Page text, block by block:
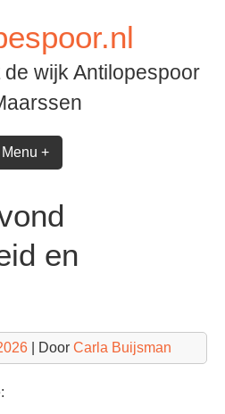
wijk Antilopespoor
Menu +
en
| Door Carla Buijsman